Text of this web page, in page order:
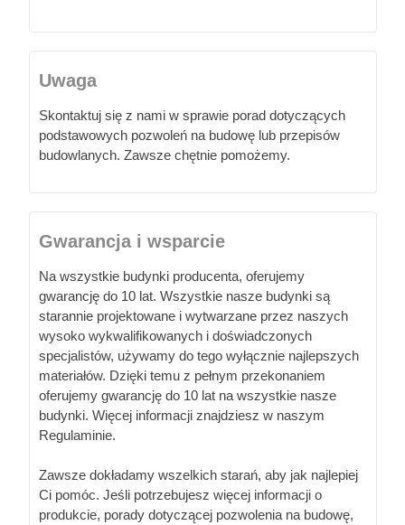
Uwaga
Skontaktuj się z nami w sprawie porad dotyczących
podstawowych pozwoleń na budowę lub przepisów
budowlanych. Zawsze chętnie pomożemy.
Gwarancja i wsparcie
Na wszystkie budynki producenta, oferujemy
gwarancję do 10 lat. Wszystkie nasze budynki są
starannie projektowane i wytwarzane przez naszych
wysoko wykwalifikowanych i doświadczonych
specjalistów, używamy do tego wyłącznie najlepszych
materiałów. Dzięki temu z pełnym przekonaniem
oferujemy gwarancję do 10 lat na wszystkie nasze
budynki. Więcej informacji znajdziesz w naszym
Regulaminie.
Zawsze dokładamy wszelkich starań, aby jak najlepiej
Ci pomóc. Jeśli potrzebujesz więcej informacji o
produkcie, porady dotyczącej pozwolenia na budowę,